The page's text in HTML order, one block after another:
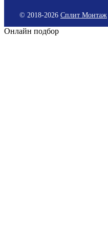
© 2018-2026 Сплит Монтаж
Онлайн подбор